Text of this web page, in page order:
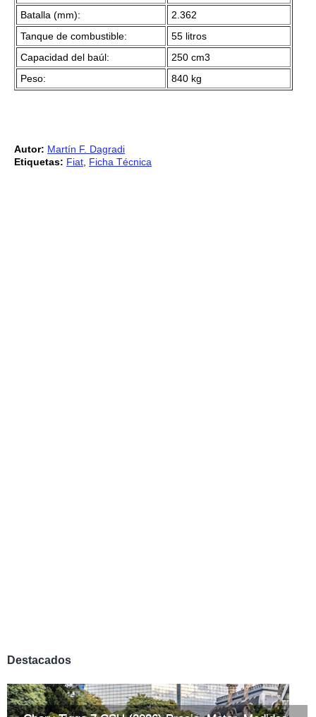
Batalla (mm):
2.362
Tanque de combustible:
55 litros
Capacidad del baúl:
250 cm3
Peso:
840 kg
Autor: Martín F. Dagradi
Etiquetas: Fiat Ficha Técnica
Destacados